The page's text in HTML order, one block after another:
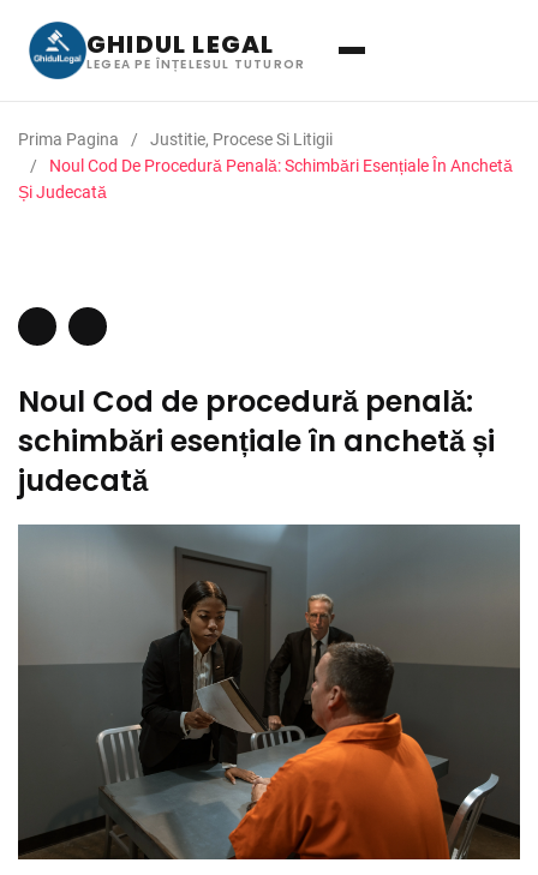
GHIDUL LEGAL
LEGEA PE ÎNȚELESUL TUTUROR
Prima Pagina
Justitie, Procese Si Litigii
Noul Cod De Procedură Penală: Schimbări Esențiale În Anchetă
Și Judecată
Noul Cod de procedură penală:
schimbări esențiale în anchetă și
judecată